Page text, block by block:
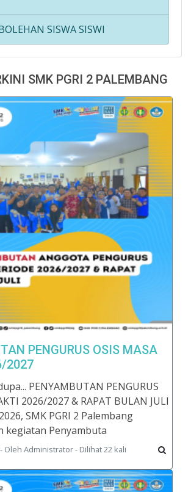
SISWA SISWI
SMK PGRI 2 PALEMBANG
PENGURUS OSIS MASA
2027
PENYAMBUTAN PENGURUS
2026/2027 & RAPAT BULAN JULI
SMK PGRI 2 Palembang
kegiatan Penyambuta
Oleh Administrator - Dilihat 22 kali